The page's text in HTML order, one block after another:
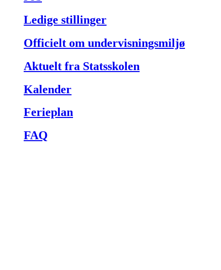
Ledige stillinger
Officielt om undervisningsmiljø
Aktuelt fra Statsskolen
Kalender
Ferieplan
FAQ